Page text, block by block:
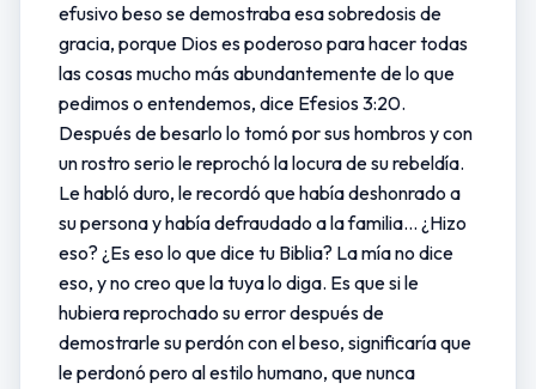
efusivo beso se demostraba esa sobredosis de
gracia, porque Dios es poderoso para hacer todas
las cosas mucho más abundantemente de lo que
pedimos o entendemos, dice Efesios 3:20.
Después de besarlo lo tomó por sus hombros y con
un rostro serio le reprochó la locura de su rebeldía.
Le habló duro, le recordó que había deshonrado a
su persona y había defraudado a la familia... ¿Hizo
eso? ¿Es eso lo que dice tu Biblia? La mía no dice
eso, y no creo que la tuya lo diga. Es que si le
hubiera reprochado su error después de
demostrarle su perdón con el beso, significaría que
le perdonó pero al estilo humano, que nunca